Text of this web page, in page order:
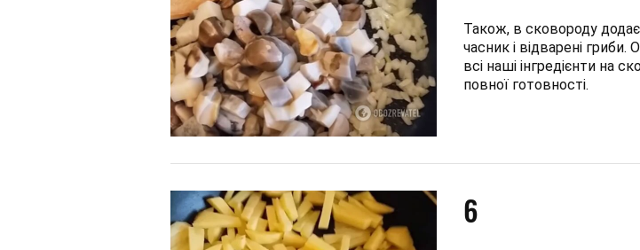
Також, в сковороду
часник і відварені
всі наші інгредієнти на
повної готовності.
6